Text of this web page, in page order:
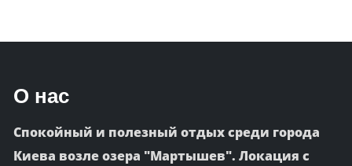
О нас
Спокойный и полезный отдых среди города
Киева возле озера "Мартышев". Локация с